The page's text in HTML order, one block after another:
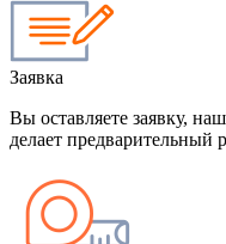
Заявка
Вы оставляете заявку,
делает предварительный